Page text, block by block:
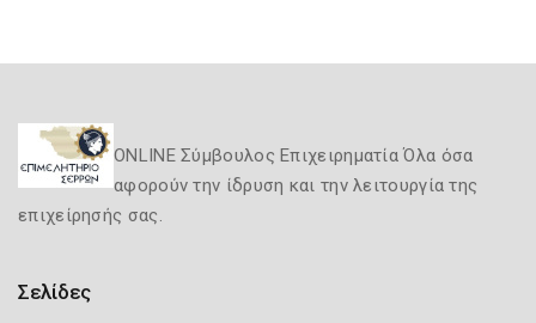
ONLINE Σύμβουλος Επιχειρηματία Όλα όσα
αφορούν την ίδρυση και την λειτουργία της
επιχείρησής σας.
Σελίδες